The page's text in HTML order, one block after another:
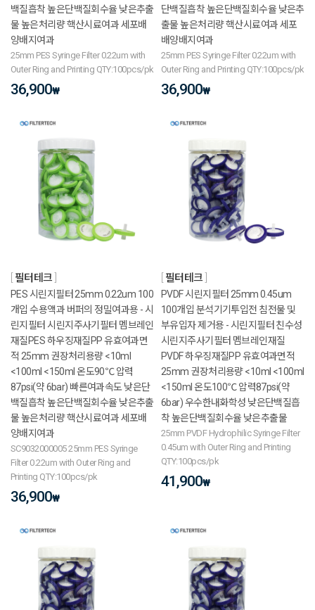
백질흡착 높은단백질회수율 낮은추출
물 높은처리량 핵산시료여과 세포배
양배지여과
25mm PES Syringe Filter 0.22um with
Outer Ring and Printing QTY:100pcs/pk
36,900₩
단백질흡착 높은단백질회수율 낮은추
출물 높은처리량 핵산시료여과 세포
배양배지여과
25mm PES Syringe Filter 0.22um with
Outer Ring and Printing QTY:100pcs/pk
36,900₩
필터테크
PES 시린지필터 25mm 0.22um 100
개입 수용액과 버퍼의 정밀여과용 - 시
린지필터 시린지주사기필터 멤브레인
재질PES 하우징재질PP 유효여과면
적 25mm 권장처리용량 <10ml
<100ml <150ml 온도90℃ 압력
87psi(약 6bar) 빠른여과속도 낮은단
백질흡착 높은단백질회수율 낮은추출
물 높은처리량 핵산시료여과 세포배
양배지여과
SC9032000005 25mm PES Syringe
Filter 0.22um with Outer Ring and
Printing QTY:100pcs/pk
36,900₩
필터테크
PVDF 시린지필터 25mm 0.45um
100개입 분석기기투입전 침전물 및
부유입자 제거용 - 시린지필터 친수성
시린지주사기필터 멤브레인재질
PVDF 하우징재질PP 유효여과면적
25mm 권장처리용량 <10ml <100ml
<150ml 온도100℃ 압력87psi(약
6bar) 우수한내화학성 낮은단백질흡
착 높은단백질회수율 낮은추출물
25mm PVDF Hydrophilic Syringe Filter
0.45um with Outer Ring and Printing
QTY:100pcs/pk
41,900₩